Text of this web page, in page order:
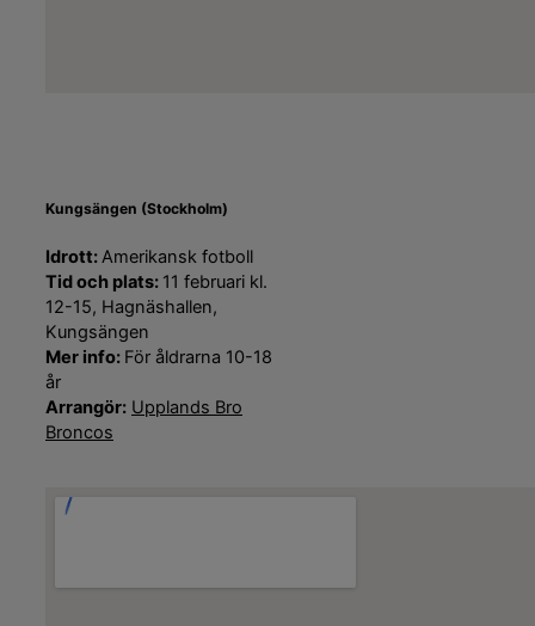
Kungsängen (Stockholm)
Idrott:Amerikansk fotboll
Tid och plats: 11 februari kl.
12-15, Hagnäshallen,
Kungsängen
Mer info: För åldrarna 10-18
år
Arrangör: Upplands Bro
Broncos